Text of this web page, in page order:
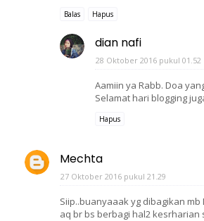
Balas Hapus
dian nafi
28 Oktober 2016 pukul 01.52
Aamiin ya Rabb. Doa
Selamat hari blogging
Hapus
Mechta
27 Oktober 2016 pukul 21.29
Siip..buanyaaak yg dibagikan mb
aq br bs berbagi hal2 kesrharian